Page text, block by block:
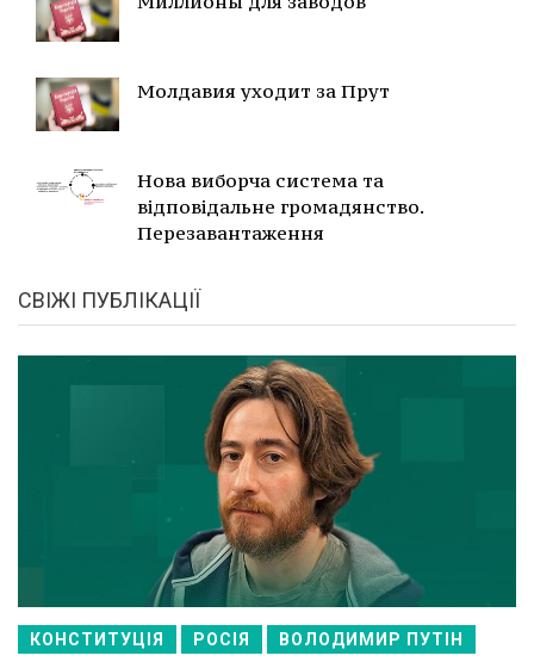
Молдавия уходит за Прут
Нова виборча система та
відповідальне громадянство.
Перезавантаження
СВІЖІ ПУБЛІКАЦІЇ
КОНСТИТУЦІЯ РОСІЯ ВОЛОДИМИР ПУТІН